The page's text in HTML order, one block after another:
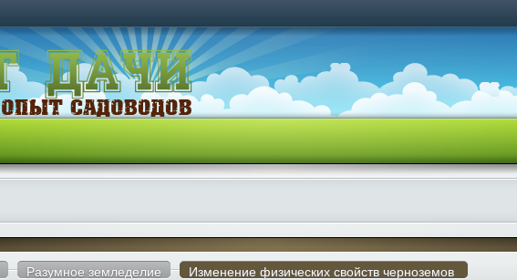
Разумное земледелие Изменение физических свойств черноземов